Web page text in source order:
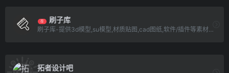
荐 刷子库
刷子库-提供3d模型,su模型,材质贴图,cad图纸,软件/插件等素材下载.是帮助设计师提升工作效率,学习成长的交流社区.
拓者设计吧